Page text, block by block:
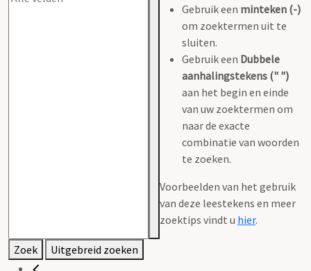
Gebruik een minteken (-)
om zoektermen uit te
sluiten.
Gebruik een Dubbele
aanhalingstekens (" ")
aan het begin en einde
van uw zoektermen om
naar de exacte
combinatie van woorden
te zoeken.
Voorbeelden van het gebruik
van deze leestekens en meer
zoektips vindt u hier.
Zoek Uitgebreid zoeken